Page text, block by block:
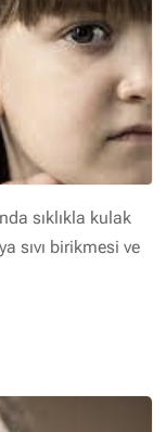
sıklıkla kulak
sıvı birikmesi ve